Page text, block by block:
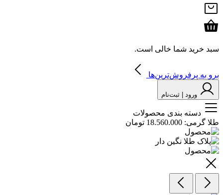
سبد خرید شما خالی است.
برو به پرفروش‌ترین‌ها
ورود | ثبت‌نام
دسته بندی محصولات
طلا گرمی: 18.560.000 تومان